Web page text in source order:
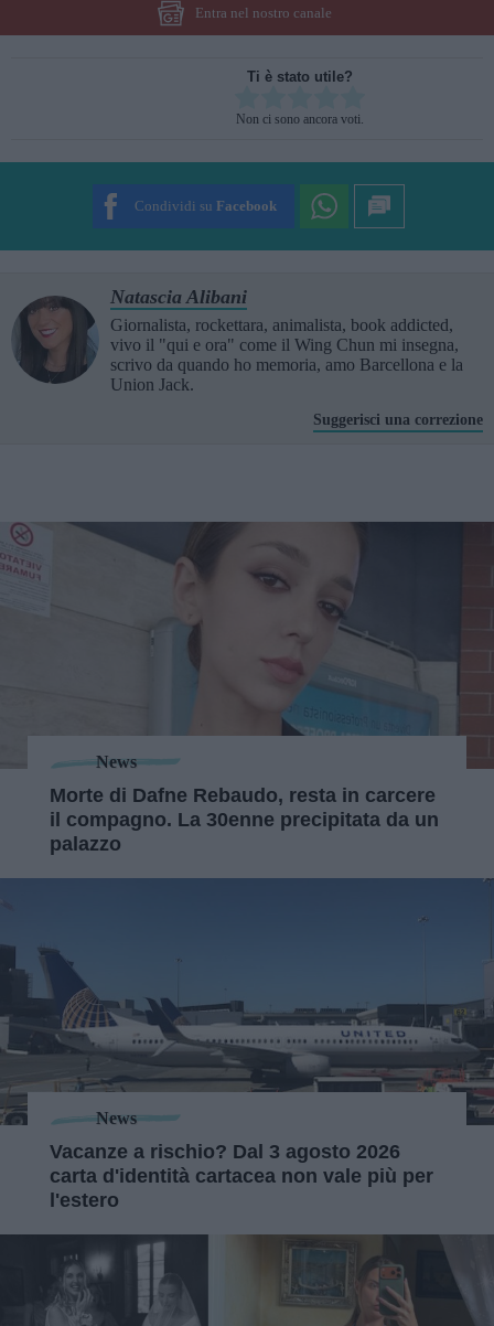
Entra nel nostro canale
Ti è stato utile?
Non ci sono ancora voti.
Condividi su Facebook
Natascia Alibani
Giornalista, rockettara, animalista, book addicted,
vivo il "qui e ora" come il Wing Chun mi insegna,
scrivo da quando ho memoria, amo Barcellona e la
Union Jack.
Suggerisci una correzione
News
Morte di Dafne Rebaudo, resta in carcere
il compagno. La 30enne precipitata da un
palazzo
News
Vacanze a rischio? Dal 3 agosto 2026
carta d'identità cartacea non vale più per
l'estero